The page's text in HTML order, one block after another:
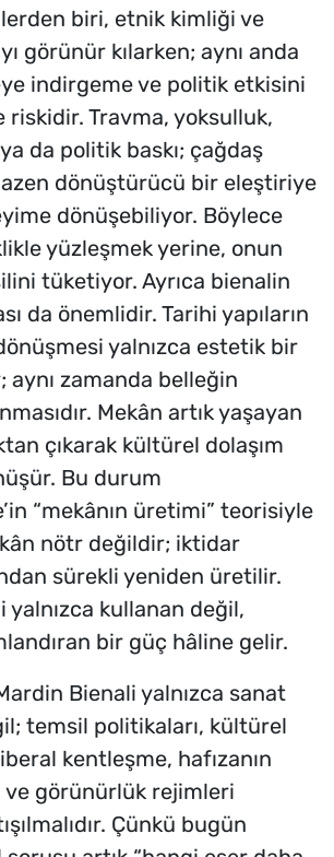
biri, etnik kimliği ve
görünür kılarken; aynı anda
indirgeme ve politik etkisini
Travma, yoksulluk,
da politik baskı; çağdaş
dönüştürücü bir eleştiriye
dönüşebiliyor. Böylece
yüzleşmek yerine, onun
tüketiyor. Ayrıca bienalin
da önemlidir. Tarihi yapıların
yalnızca estetik bir
zamanda belleğin
Mekân artık yaşayan
çıkarak kültürel dolaşım
Bu durum
“mekânın üretimi” teorisiyle
nötr değildir; iktidar
sürekli yeniden üretilir.
yalnızca kullanan değil,
bir güç hâline gelir.
Bienali yalnızca sanat
temsil politikaları, kültürel
kentleşme, hafızanın
görünürlük rejimleri
Çünkü bugün